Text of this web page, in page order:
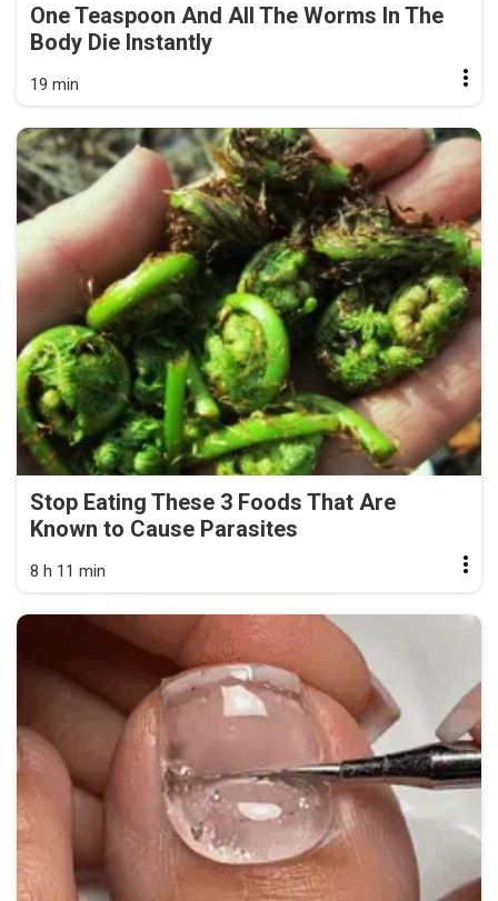
One Teaspoon And All The Worms In The
Body Die Instantly
19 min
Stop Eating These 3 Foods That Are
Known to Cause Parasites
8 h 11 min